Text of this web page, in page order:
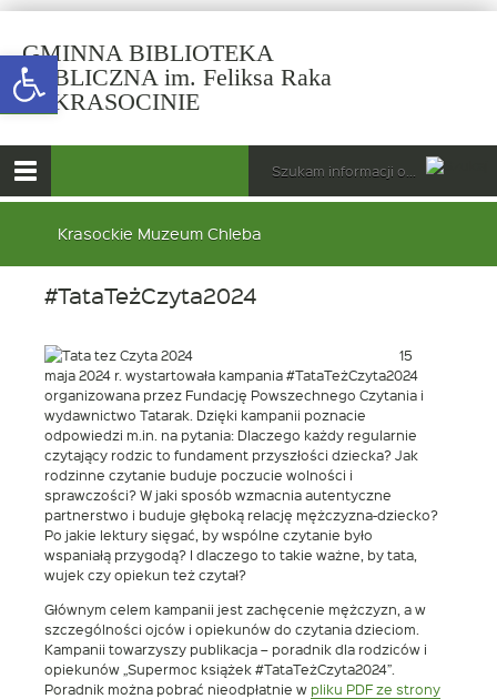
Open toolbar
GMINNA BIBLIOTEKA
PUBLICZNA im. Feliksa Raka
W KRASOCINIE-
górne
Otwórz
menu
wpisz
szukaną
Krasockie Muzeum Chleba
#TataTeżCzyta2024
15
maja 2024 r. wystartowała kampania #TataTeżCzyta2024
organizowana przez Fundację Powszechnego Czytania i
wydawnictwo Tatarak. Dzięki kampanii poznacie
odpowiedzi m.in. na pytania: Dlaczego każdy regularnie
czytający rodzic to fundament przyszłości dziecka? Jak
rodzinne czytanie buduje poczucie wolności i
sprawczości? W jaki sposób wzmacnia autentyczne
partnerstwo i buduje głęboką relację mężczyzna-dziecko?
Po jakie lektury sięgać, by wspólne czytanie było
wspaniałą przygodą? I dlaczego to takie ważne, by tata,
wujek czy opiekun też czytał?
Głównym celem kampanii jest zachęcenie mężczyzn, a w
szczególności ojców i opiekunów do czytania dzieciom.
Kampanii towarzyszy publikacja – poradnik dla rodziców i
opiekunów „Supermoc książek #TataTeżCzyta2024”.
Poradnik można pobrać nieodpłatnie w pliku PDF ze strony